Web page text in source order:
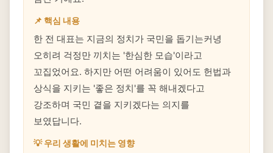
📌 핵심 내용
한 전 대표는 지금의 정치가 국민을 돕기는커녕
오히려 걱정만 끼치는 '한심한 모습'이라고
꼬집었어요. 하지만 어떤 어려움이 있어도 헌법과
상식을 지키는 '좋은 정치'를 꼭 해내겠다고
강조하며 국민 곁을 지키겠다는 의지를
보였답니다.
💡 우리 생활에 미치는 영향